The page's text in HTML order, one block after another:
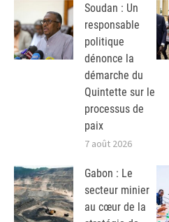
Soudan : Un
responsable
politique
dénonce la
démarche du
Quintette sur le
processus de
paix
7 août 2026
Gabon : Le
secteur minier
au cœur de la